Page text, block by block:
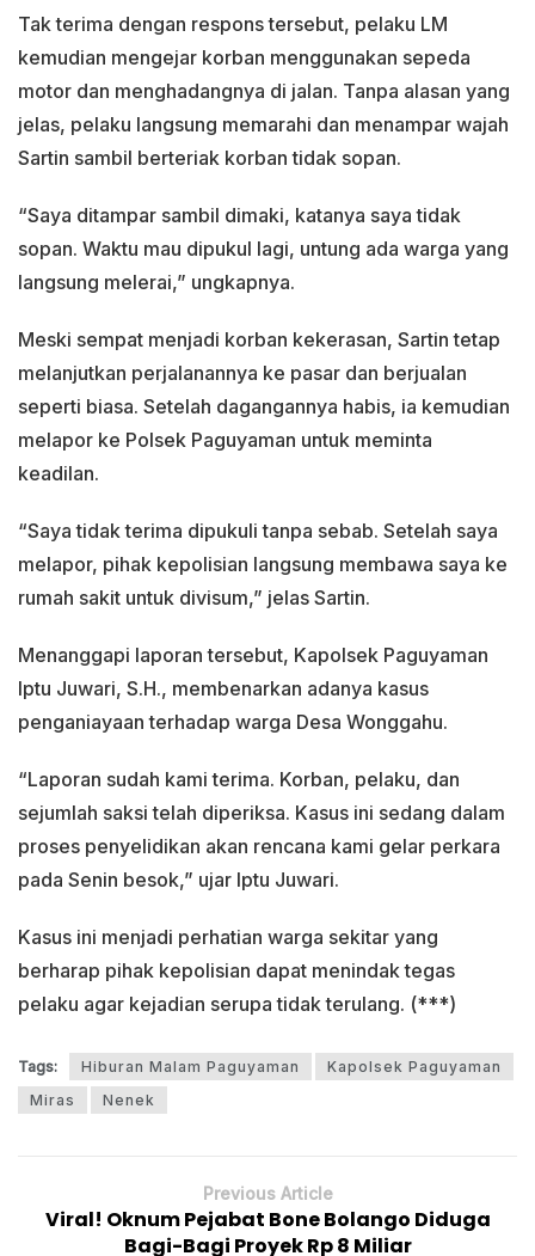
Tak terima dengan respons tersebut, pelaku LM
kemudian mengejar korban menggunakan sepeda
motor dan menghadangnya di jalan. Tanpa alasan yang
jelas, pelaku langsung memarahi dan menampar wajah
Sartin sambil berteriak korban tidak sopan.
“Saya ditampar sambil dimaki, katanya saya tidak
sopan. Waktu mau dipukul lagi, untung ada warga yang
langsung melerai,” ungkapnya.
Meski sempat menjadi korban kekerasan, Sartin tetap
melanjutkan perjalanannya ke pasar dan berjualan
seperti biasa. Setelah dagangannya habis, ia kemudian
melapor ke Polsek Paguyaman untuk meminta
keadilan.
“Saya tidak terima dipukuli tanpa sebab. Setelah saya
melapor, pihak kepolisian langsung membawa saya ke
rumah sakit untuk divisum,” jelas Sartin.
Menanggapi laporan tersebut, Kapolsek Paguyaman
Iptu Juwari, S.H., membenarkan adanya kasus
penganiayaan terhadap warga Desa Wonggahu.
“Laporan sudah kami terima. Korban, pelaku, dan
sejumlah saksi telah diperiksa. Kasus ini sedang dalam
proses penyelidikan akan rencana kami gelar perkara
pada Senin besok,” ujar Iptu Juwari.
Kasus ini menjadi perhatian warga sekitar yang
berharap pihak kepolisian dapat menindak tegas
pelaku agar kejadian serupa tidak terulang. (***)
Tags: Hiburan Malam Paguyaman
Kapolsek Paguyaman
Miras
Nenek
Previous Article
Viral! Oknum Pejabat Bone Bolango Diduga
Bagi-Bagi Proyek Rp 8 Miliar